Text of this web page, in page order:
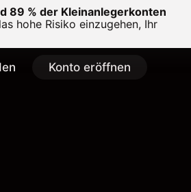
89 % der Kleinanlegerkonten
hohe Risiko einzugehen, Ihr
Konto eröffnen